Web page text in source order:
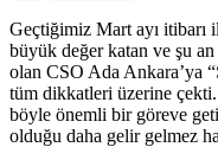
Geçtiğimiz Mart ayı itibarı
büyük değer katan ve şu
olan CSO Ada Ankara’ya
tüm dikkatleri üzerine
böyle önemli bir göreve
olduğu daha gelir gelmez